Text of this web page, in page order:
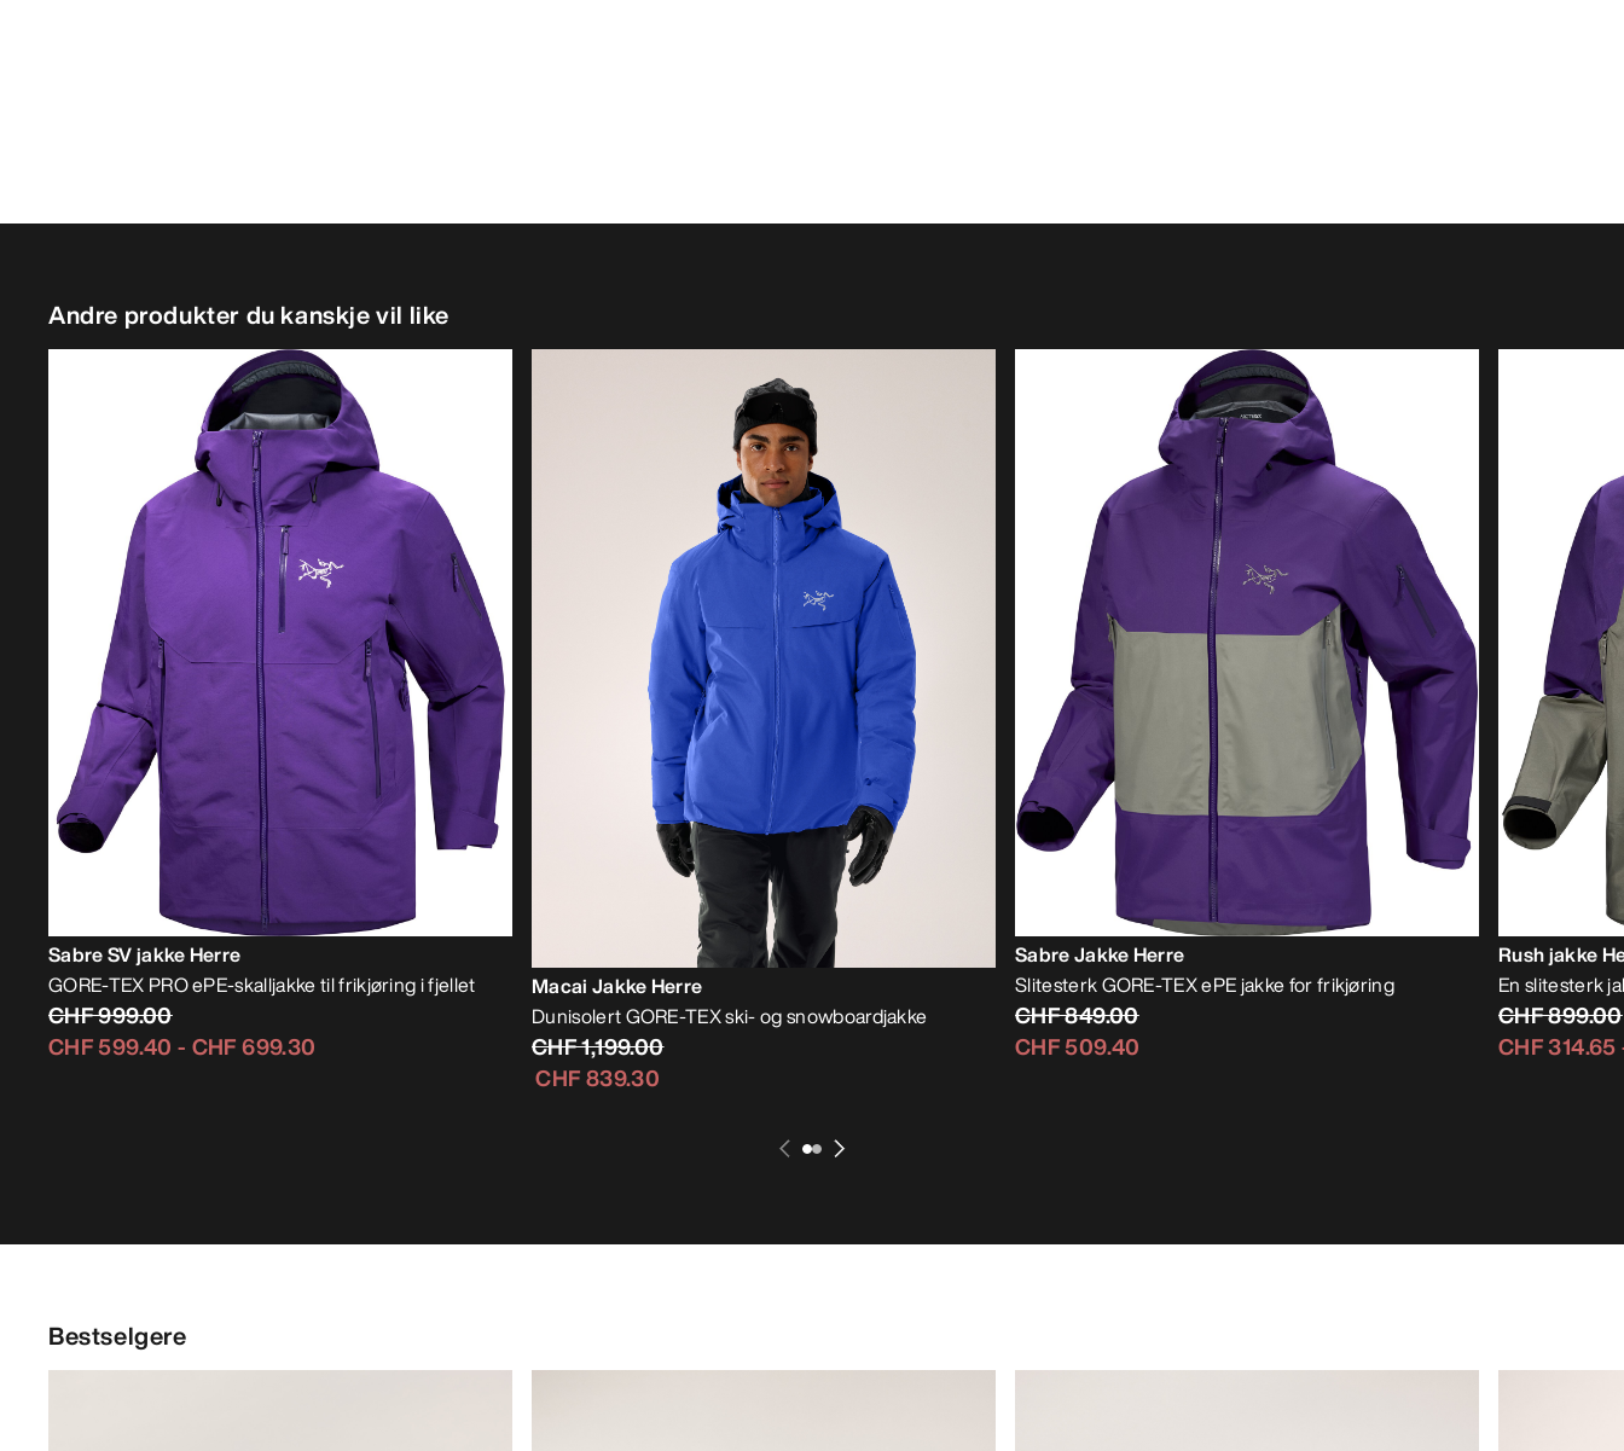
Andre produkter du kanskje vil like
Sabre SV jakke Herre
GORE-TEX PRO ePE-skalljakke til frikjøring i fjellet
CHF 999.00
CHF 599.40 - CHF 699.30
Macai Jakke Herre
Dunisolert GORE-TEX ski- og snowboardjakke
CHF 1,199.00
CHF 839.30
Sabre Jakke Herre
Slitesterk GORE-TEX ePE jakke for frikjøring
CHF 849.00
CHF 509.40
Rush jakke
En slitesterk
CHF 899.00
CHF 314.65
Bestselgere